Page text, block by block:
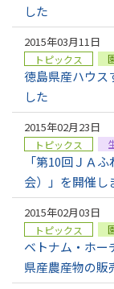
した
2015年03月11日
トピックス
徳島県産ハウス
した
2015年02月23日
トピックス
「第10回ＪＡ
会）」を開催し
2015年02月03日
トピックス
ベトナム・ホー
県産農産物の販